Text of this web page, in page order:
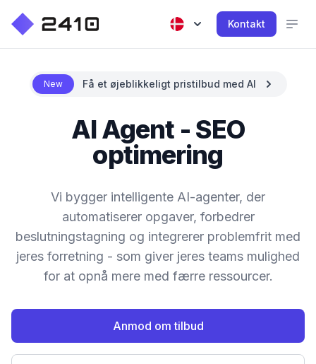
Kontakt
New Få et øjeblikkeligt pristilbud med AI
AI Agent - SEO
optimering
Vi bygger intelligente AI-agenter, der
automatiserer opgaver, forbedrer
beslutningstagning og integrerer problemfrit med
jeres forretning - som giver jeres teams mulighed
for at opnå mere med færre ressourcer.
Anmod om tilbud